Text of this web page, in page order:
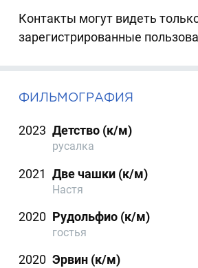
Контакты могут видеть
зарегистрированные
ФИЛЬМОГРАФИЯ
2023 Детство (к/м)
русалка
2021 Две чашки (к/м)
Настя
2020 Рудольфио (к/м)
гостья
2020 Эрвин (к/м)